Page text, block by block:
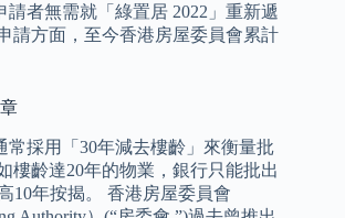
請者無需就「綠置居 2022」重新遞
請方面，至今香港房屋委員會累計
常採用「30年減去樓齡」來衡量批
樓齡達20年的物業，銀行只能批出
10年按揭。 香港房屋委員會